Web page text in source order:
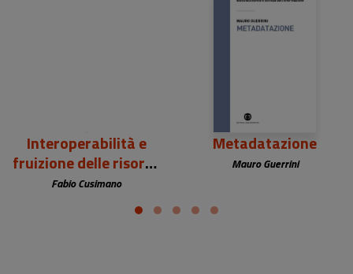
Interoperabilità e
fruizione delle risorse
digitali
Fabio Cusimano
28,00 €
Metadatazione
Mauro Guerrini